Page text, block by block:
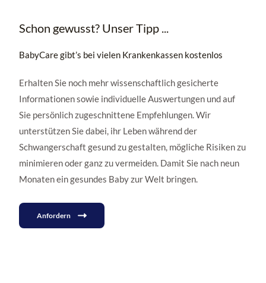
Schon gewusst? Unser Tipp ...
BabyCare gibt’s bei vielen Krankenkassen kostenlos
Erhalten Sie noch mehr wissenschaftlich gesicherte
Informationen sowie individuelle Auswertungen und auf
Sie persönlich zugeschnittene Empfehlungen. Wir
unterstützen Sie dabei, ihr Leben während der
Schwangerschaft gesund zu gestalten, mögliche Risiken zu
minimieren oder ganz zu vermeiden. Damit Sie nach neun
Monaten ein gesundes Baby zur Welt bringen.
Anfordern